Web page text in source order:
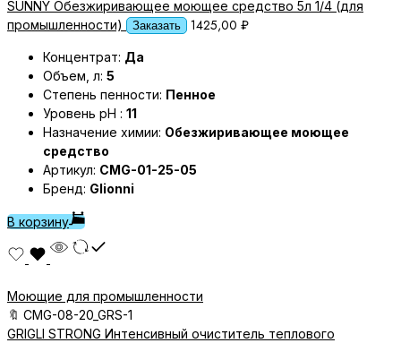
SUNNY Обезжиривающее моющее средство 5л 1/4 (для
промышленности)
Заказать 1425,00 ₽
Концентрат: Да
Объем, л: 5
Степень пенности: Пенное
Уровень pH : 11
Назначение химии: Обезжиривающее моющее
средство
Артикул: CMG-01-25-05
Бренд: Glionni
В корзину
Моющие для промышленности
🔖 CMG-08-20_GRS-1
GRIGLI STRONG Интенсивный очиститель теплового